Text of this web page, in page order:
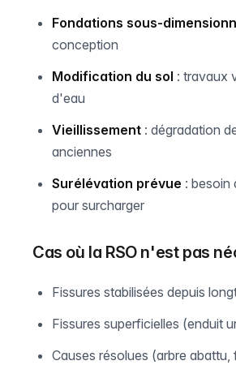
Fondations sous-
conception
Modification du sol : travaux
d'eau
Vieillissement : dégradation
anciennes
Surélévation prévue : besoin
pour surcharger
Cas où la RSO n'est pas
Fissures stabilisées depuis
Fissures superficielles (enduit
Causes résolues (arbre abattu,